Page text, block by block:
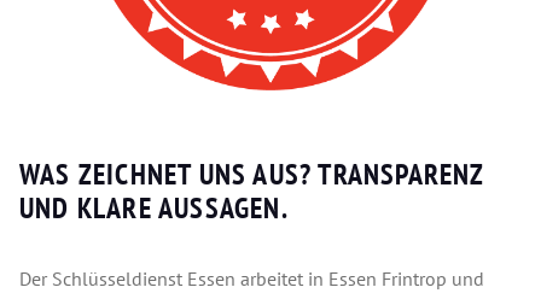
WAS ZEICHNET UNS AUS?TRANSPARENZ
UND KLARE AUSSAGEN.
Der Schlüsseldienst Essen arbeitet in Essen Frintrop und